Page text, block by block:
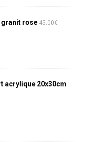
granit rose 45.00€
acrylique 20x30cm